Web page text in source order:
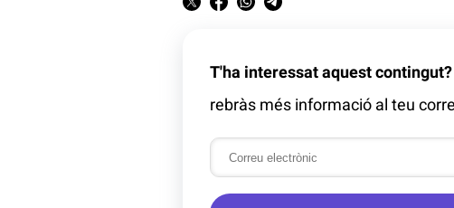
T'ha interessat aquest contingut?
rebràs més informació al teu